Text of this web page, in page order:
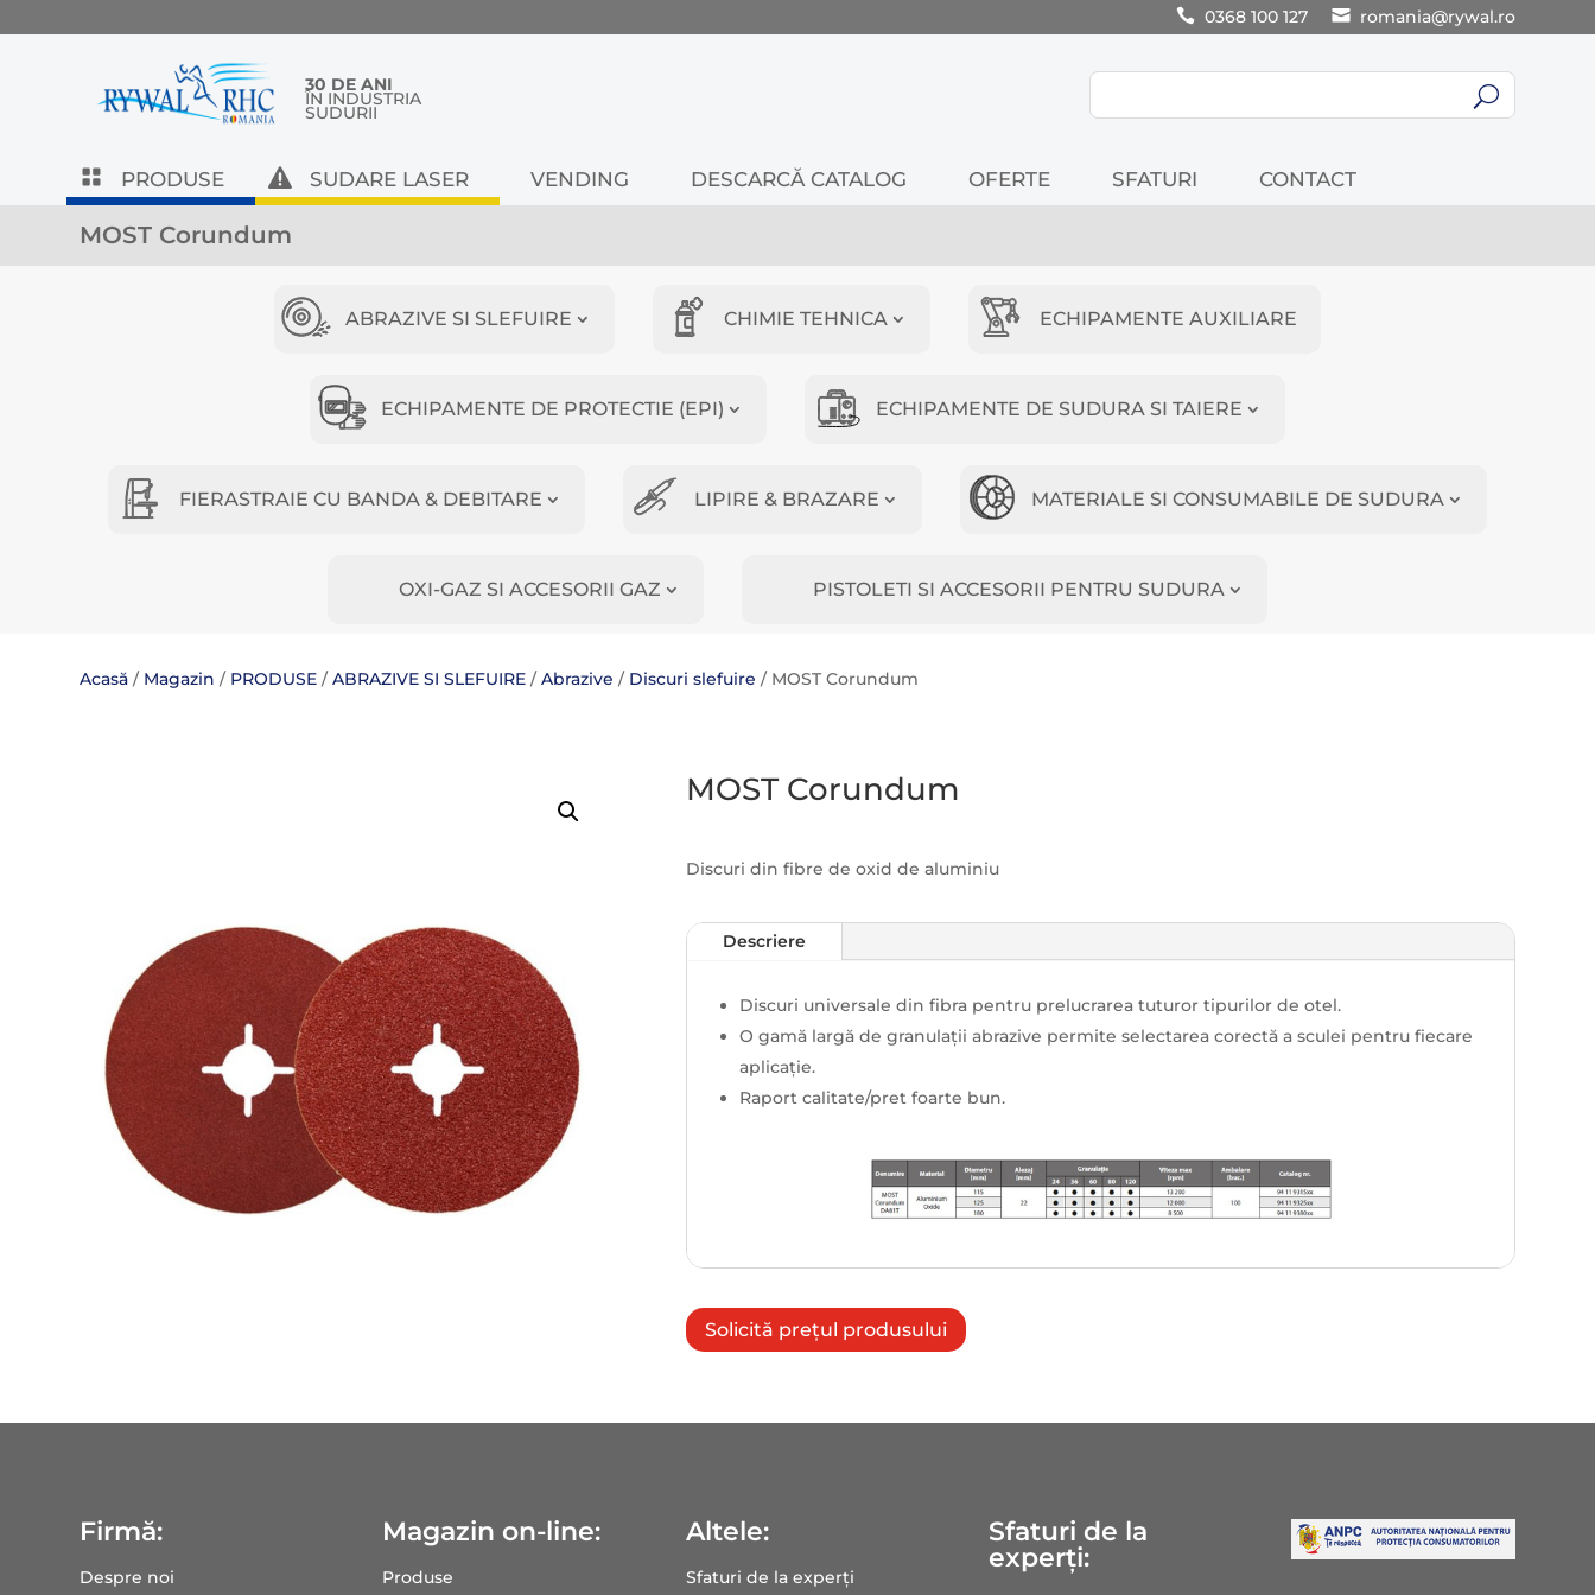
0368 100 127 romania@rywal.ro
30 DE ANI
ÎN INDUSTRIA
SUDURII
U
PRODUSE SUDARE LASER VENDING DESCARCĂ CATALOG OFERTE SFATURI CONTACT
MOST Corundum
ABRAZIVE SI SLEFUIRE CHIMIE TEHNICA ECHIPAMENTE AUXILIARE
ECHIPAMENTE DE PROTECTIE (EPI) ECHIPAMENTE DE SUDURA SI TAIERE
FIERASTRAIE CU BANDA & DEBITARE LIPIRE & BRAZARE MATERIALE SI CONSUMABILE DE SUDURA
OXI-GAZ SI ACCESORII GAZ PISTOLETI SI ACCESORII PENTRU SUDURA
Acasă / Magazin / PRODUSE /ABRAZIVE SI SLEFUIRE /Abrazive / Discuri slefuire / MOST Corundum
MOST Corundum
Discuri din fibre de oxid de aluminiu
Descriere
Discuri universale din fibra pentru prelucrarea tuturor tipurilor de otel.
O gamă largă de granulații abrazive permite selectarea corectă a sculei pentru fiecare
aplicație.
Raport calitate/pret foarte bun.
Solicită prețul produsului
Firmă:
Despre noi
Magazin on-line:
Produse
Altele:
Sfaturi de la experți
Sfaturi de la
experți: